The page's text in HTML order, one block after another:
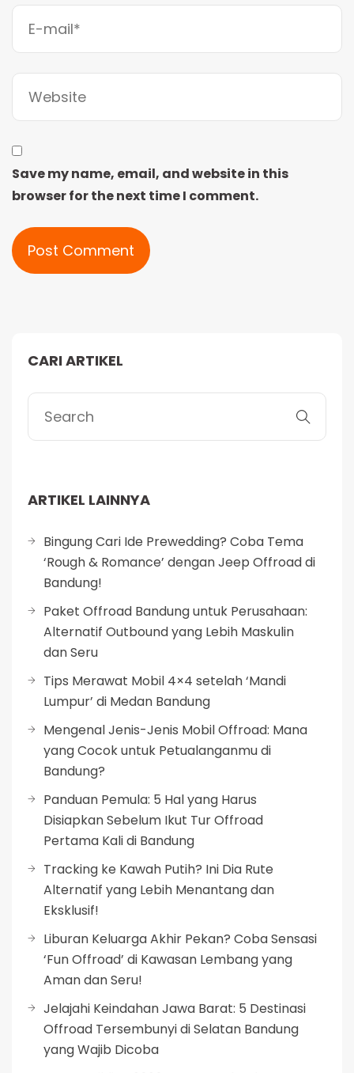
Save my name, email, and website in this
browser for the next time I comment.
CARI ARTIKEL
ARTIKEL LAINNYA
Bingung Cari Ide Prewedding? Coba Tema
‘Rough & Romance’ dengan Jeep Offroad di
Bandung!
Paket Offroad Bandung untuk Perusahaan:
Alternatif Outbound yang Lebih Maskulin
dan Seru
Tips Merawat Mobil 4×4 setelah ‘Mandi
Lumpur’ di Medan Bandung
Mengenal Jenis-Jenis Mobil Offroad: Mana
yang Cocok untuk Petualanganmu di
Bandung?
Panduan Pemula: 5 Hal yang Harus
Disiapkan Sebelum Ikut Tur Offroad
Pertama Kali di Bandung
Tracking ke Kawah Putih? Ini Dia Rute
Alternatif yang Lebih Menantang dan
Eksklusif!
Liburan Keluarga Akhir Pekan? Coba Sensasi
‘Fun Offroad’ di Kawasan Lembang yang
Aman dan Seru!
Jelajahi Keindahan Jawa Barat: 5 Destinasi
Offroad Tersembunyi di Selatan Bandung
yang Wajib Dicoba